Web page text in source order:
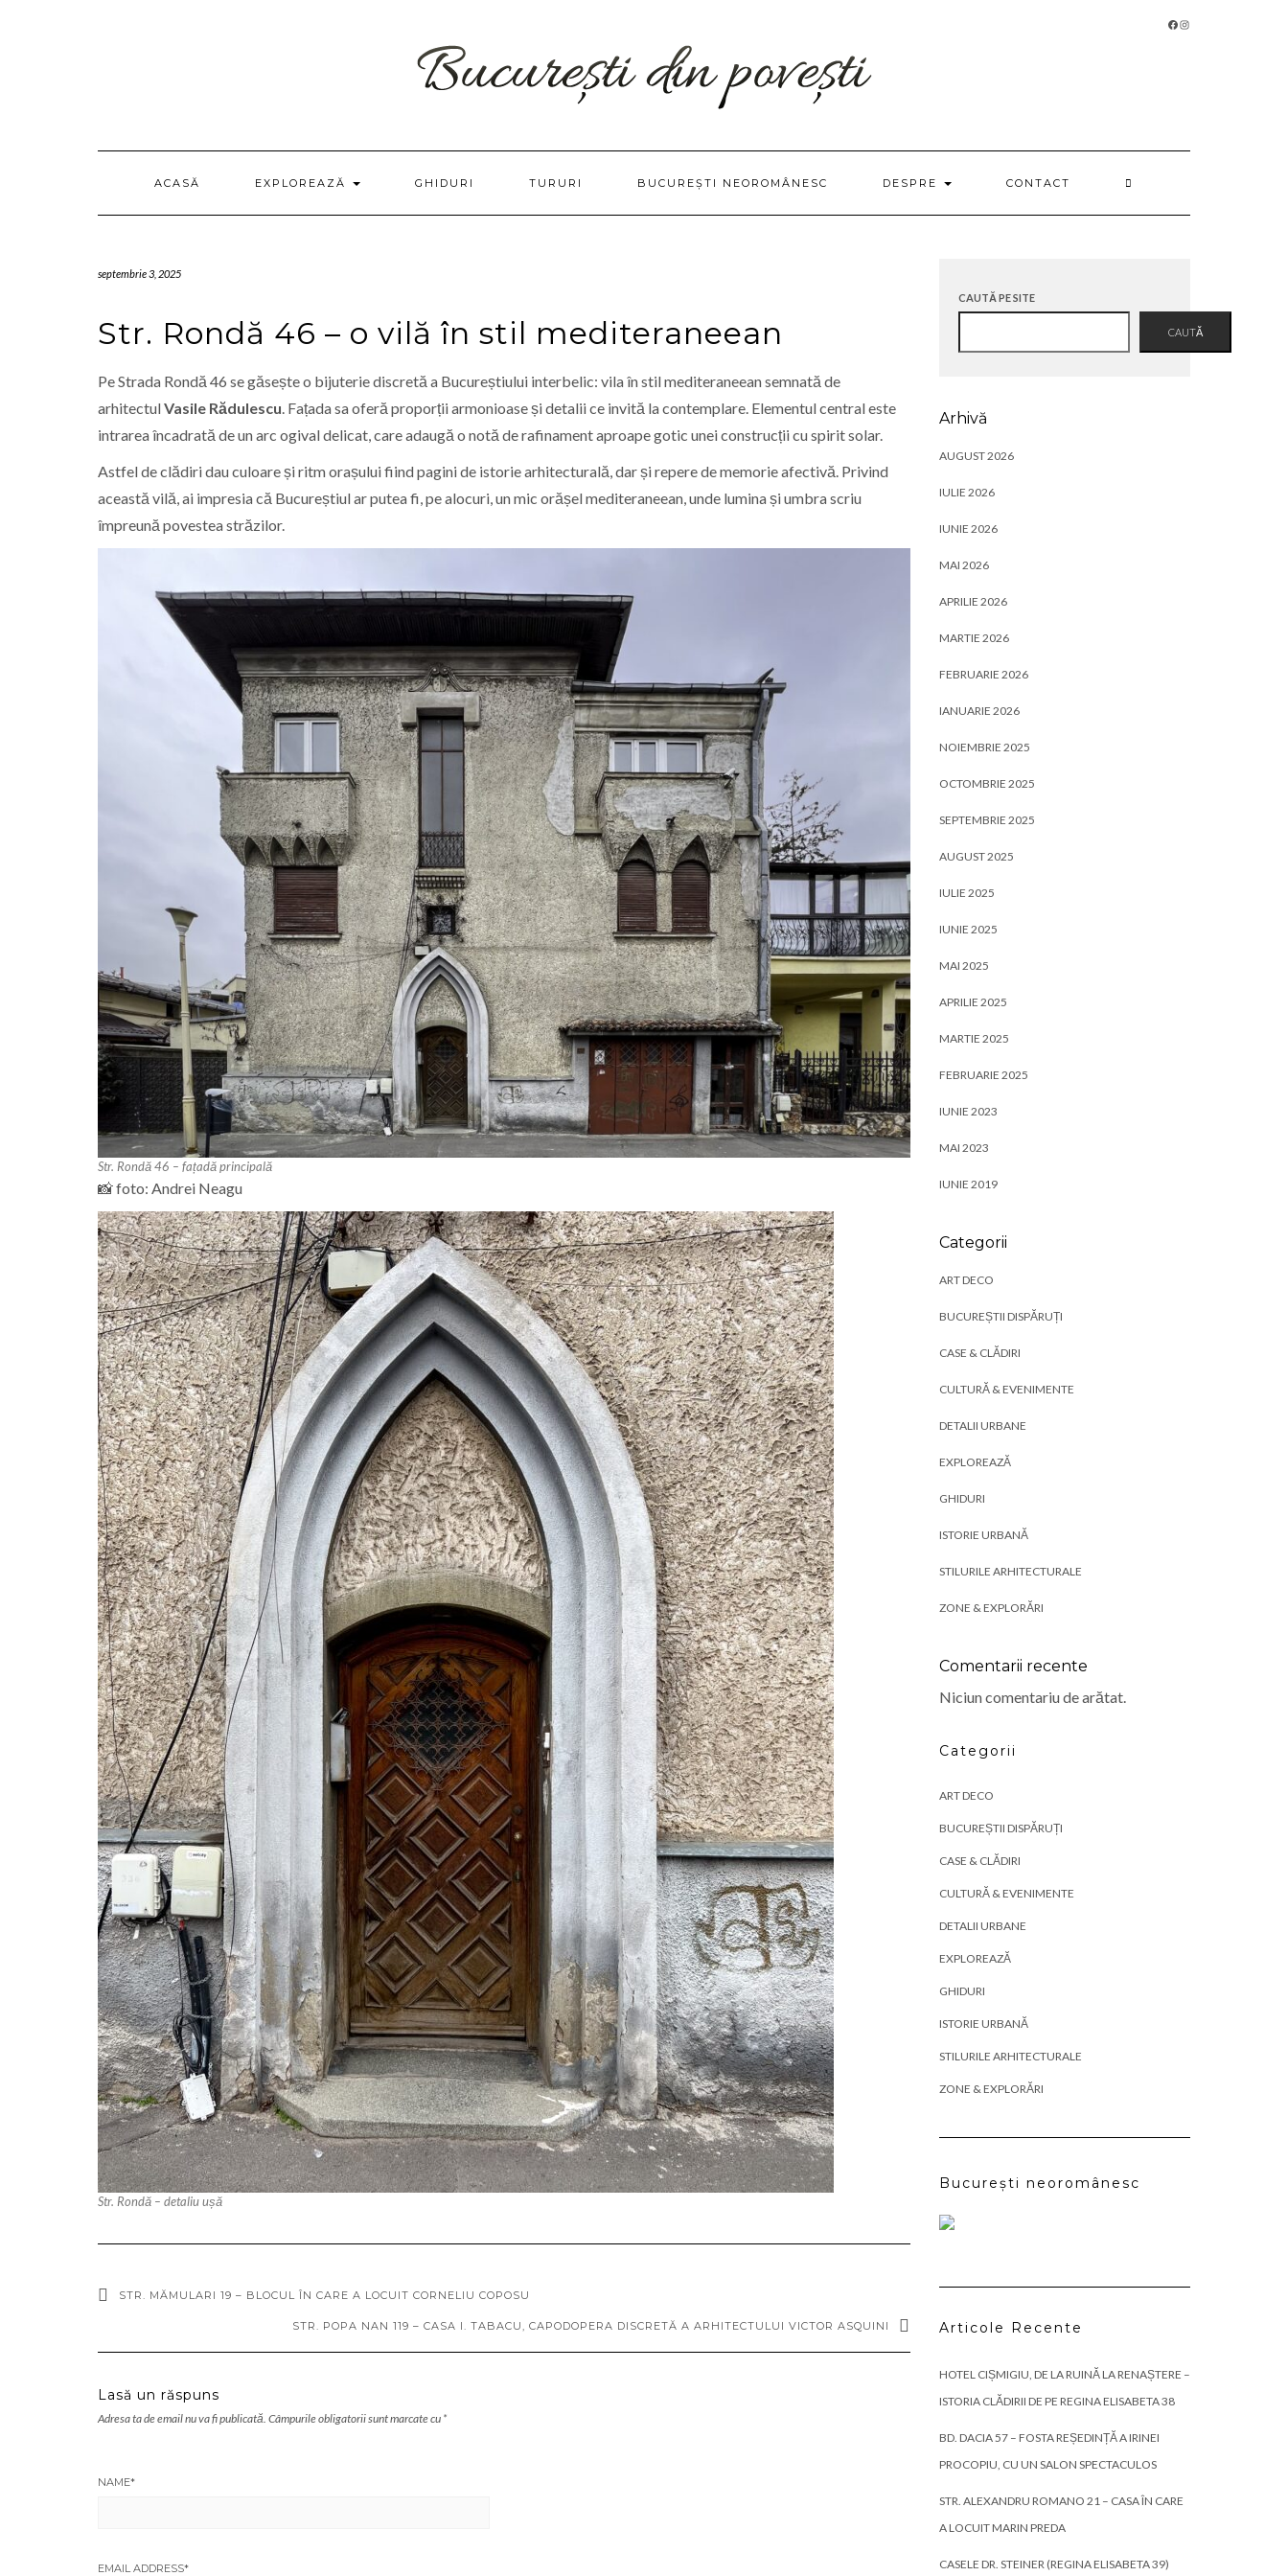
FACEBOOK
INSTAGRAM
ACASĂ EXPLOREAZĂ GHIDURI TURURI BUCUREȘTI NEOROMÂNESC DESPRE CONTACT
septembrie 3, 2025
Str. Rondă 46 – o vilă în stil mediteraneean
Pe Strada Rondă 46 se găsește o bijuterie discretă a Bucureștiului interbelic: vila în stil mediteraneean semnată de
arhitectulVasile Rădulescu. Fațada sa oferă proporții armonioase și detalii ce invită la contemplare. Elementul central este
intrarea încadrată de un arc ogival delicat, care adaugă o notă de rafinament aproape gotic unei construcții cu spirit solar.
Astfel de clădiri dau culoare și ritm orașului fiind pagini de istorie arhitecturală, dar și repere de memorie afectivă. Privind
această vilă, ai impresia că Bucureștiul ar putea fi, pe alocuri, un mic orășel mediteraneean, unde lumina și umbra scriu
împreună povestea străzilor.
Str. Rondă 46 – fațadă principală
📸 foto: Andrei Neagu
Str. Rondă – detaliu ușă
STR. MĂMULARI 19 – BLOCUL ÎN CARE A LOCUIT CORNELIU COPOSU
STR. POPA NAN 119 – CASA I. TABACU, CAPODOPERA DISCRETĂ A ARHITECTULUI VICTOR ASQUINI
Lasă un răspuns
Adresa ta de email nu va fi publicată. Câmpurile obligatorii sunt marcate cu *
NAME*
EMAIL ADDRESS*
CAUTĂ PE SITE
CAUTĂ
Arhivă
AUGUST 2026
IULIE 2026
IUNIE 2026
MAI 2026
APRILIE 2026
MARTIE 2026
FEBRUARIE 2026
IANUARIE 2026
NOIEMBRIE 2025
OCTOMBRIE 2025
SEPTEMBRIE 2025
AUGUST 2025
IULIE 2025
IUNIE 2025
MAI 2025
APRILIE 2025
MARTIE 2025
FEBRUARIE 2025
IUNIE 2023
MAI 2023
IUNIE 2019
Categorii
ART DECO
BUCUREȘTII DISPĂRUȚI
CASE & CLĂDIRI
CULTURĂ & EVENIMENTE
DETALII URBANE
EXPLOREAZĂ
GHIDURI
ISTORIE URBANĂ
STILURILE ARHITECTURALE
ZONE & EXPLORĂRI
Comentarii recente
Niciun comentariu de arătat.
Categorii
ART DECO
BUCUREȘTII DISPĂRUȚI
CASE & CLĂDIRI
CULTURĂ & EVENIMENTE
DETALII URBANE
EXPLOREAZĂ
GHIDURI
ISTORIE URBANĂ
STILURILE ARHITECTURALE
ZONE & EXPLORĂRI
București neoromânesc
Articole Recente
HOTEL CIȘMIGIU, DE LA RUINĂ LA RENAȘTERE –
ISTORIA CLĂDIRII DE PE REGINA ELISABETA 38
BD. DACIA 57 – FOSTA REȘEDINȚĂ A IRINEI
PROCOPIU, CU UN SALON SPECTACULOS
STR. ALEXANDRU ROMANO 21 – CASA ÎN CARE
A LOCUIT MARIN PREDA
CASELE DR. STEINER (REGINA ELISABETA 39)